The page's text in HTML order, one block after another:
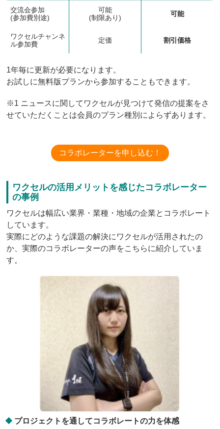
交流会参加
(参加費別途)
可能
(制限あり)
可能
ワクセルチャンネ
ル参加費
定価 割引価格
1年毎に更新が必要になります。
お試しに無料版プランから参加することもできます。
※1 ニュースに関してワクセルが見つけて発信の提案をさ
せていただくことは会員のプラン種別によらずあります。
コラボレーターを申し込む！
ワクセルの活用メリットを感じたコラボレーター
の事例
ワクセルは幅広い業界・業種・地域の企業とコラボレート
しています。
実際にどのような課題の解決にワクセルが活用されたの
か、実際のコラボレーターの声をこちらに紹介していま
す。
プロジェクトを通してコラボレートの力を体感